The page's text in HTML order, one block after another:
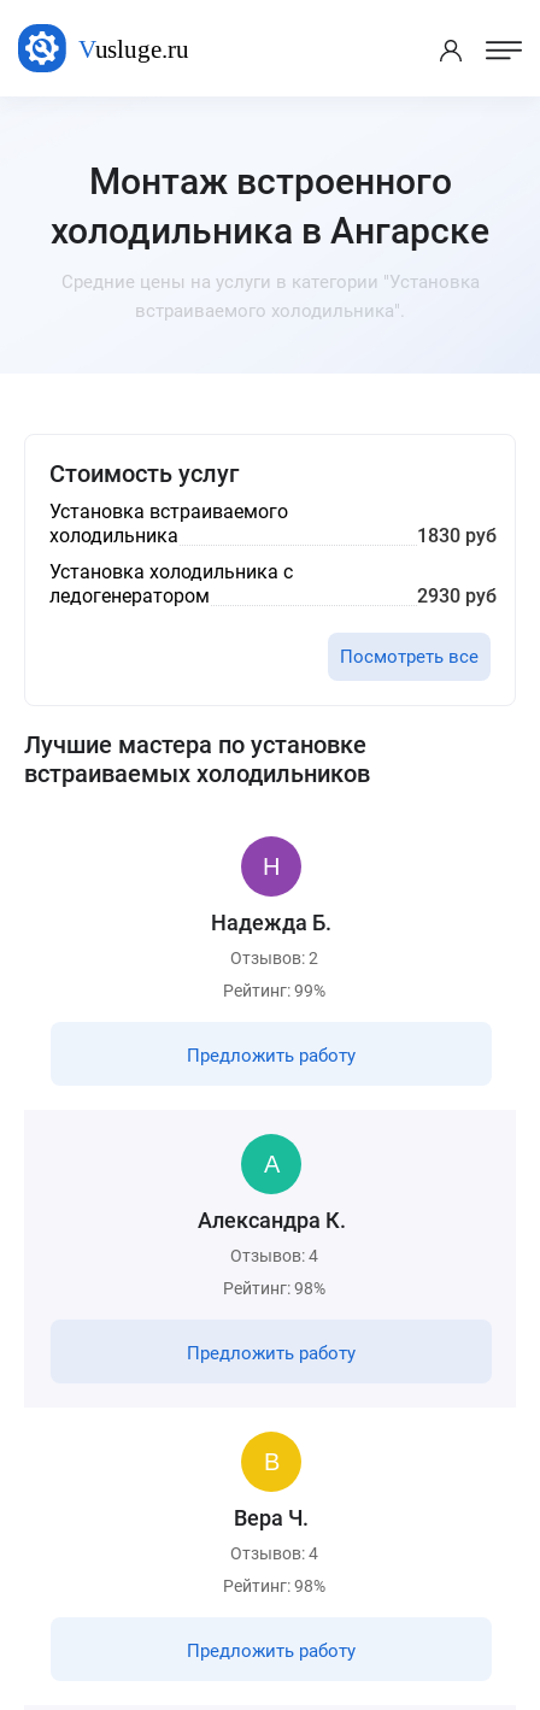
Монтаж встроенного
холодильника в Ангарске
Средние цены на услуги в категории "Установка
встраиваемого холодильника".
Стоимость услуг
Установка встраиваемого
холодильника
1830 руб
Установка холодильника с
ледогенератором
2930 руб
Посмотреть все
Лучшие мастера по установке
встраиваемых холодильников
Надежда Б.
Отзывов: 2
Рейтинг: 99%
Предложить работу
Александра К.
Отзывов: 4
Рейтинг: 98%
Предложить работу
Вера Ч.
Отзывов: 4
Рейтинг: 98%
Предложить работу